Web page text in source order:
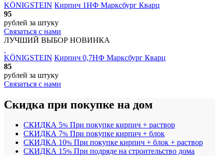
KÖNIGSTEIN Кирпич 1НФ Марксбург Кварц
95
рублей за штуку
Связаться с нами
ЛУЧШИЙ ВЫБОР НОВИНКА
KÖNIGSTEIN Кирпич 0,7НФ Марксбург Кварц
85
рублей за штуку
Связаться с нами
Скидка при покупке на дом
СКИДКА 5% При покупке кирпич + раствор
СКИДКА 7% При покупке кирпич + блок
СКИДКА 10% При покупке кирпич + блок + раствор
СКИДКА 15% При подряде на строительство дома